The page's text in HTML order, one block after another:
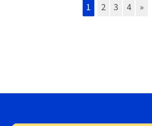
1 2 3 4 »